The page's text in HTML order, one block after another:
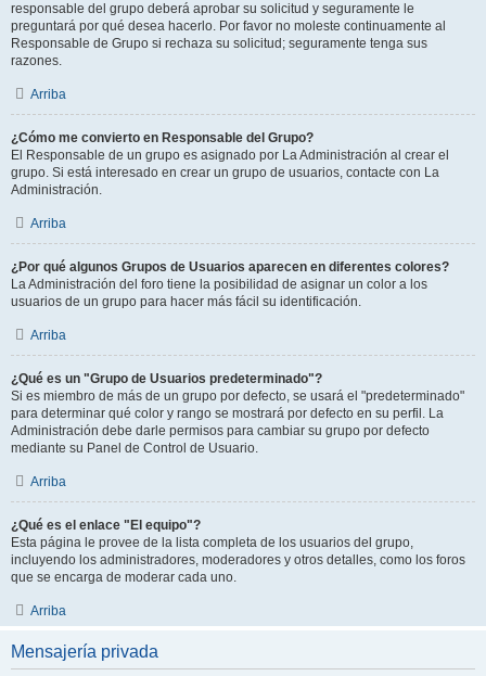
responsable del grupo deberá aprobar su solicitud y seguramente le
preguntará por qué desea hacerlo. Por favor no moleste continuamente al
Responsable de Grupo si rechaza su solicitud; seguramente tenga sus
razones.
Arriba
¿Cómo me convierto en Responsable del Grupo?
El Responsable de un grupo es asignado por La Administración al crear el
grupo. Si está interesado en crear un grupo de usuarios, contacte con La
Administración.
Arriba
¿Por qué algunos Grupos de Usuarios aparecen en diferentes colores?
La Administración del foro tiene la posibilidad de asignar un color a los
usuarios de un grupo para hacer más fácil su identificación.
Arriba
¿Qué es un "Grupo de Usuarios predeterminado"?
Si es miembro de más de un grupo por defecto, se usará el "predeterminado"
para determinar qué color y rango se mostrará por defecto en su perfil. La
Administración debe darle permisos para cambiar su grupo por defecto
mediante su Panel de Control de Usuario.
Arriba
¿Qué es el enlace "El equipo"?
Esta página le provee de la lista completa de los usuarios del grupo,
incluyendo los administradores, moderadores y otros detalles, como los foros
que se encarga de moderar cada uno.
Arriba
Mensajería privada